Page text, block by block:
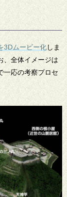
3Dムービー化しま
、全体イメージは
一応の考察プロセ